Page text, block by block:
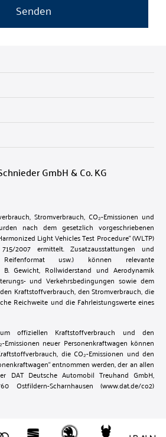
Senden
GmbH & Co. KG
Stromverbrauch, CO₂-Emissionen und
nach dem gesetzlich vorgeschriebenen
Light Vehicles Test Procedure“ (WLTP)
2007 ermittelt. Zusatzausstattungen und
usw.) können relevante
B. Gewicht, Rollwiderstand und Aerodynamik
und Verkehrsbedingungen sowie dem
Kraftstoffverbrauch, den Stromverbrauch, die
Reichweite und die Fahrleistungswerte eines
offiziellen Kraftstoffverbrauch und den
Emissionen neuer Personenkraftwagen können
die CO₂-Emissionen und den
entnommen werden, der an allen
DAT Deutsche Automobil Treuhand GmbH,
Ostfildern-Scharnhausen (www.dat.de/co2)